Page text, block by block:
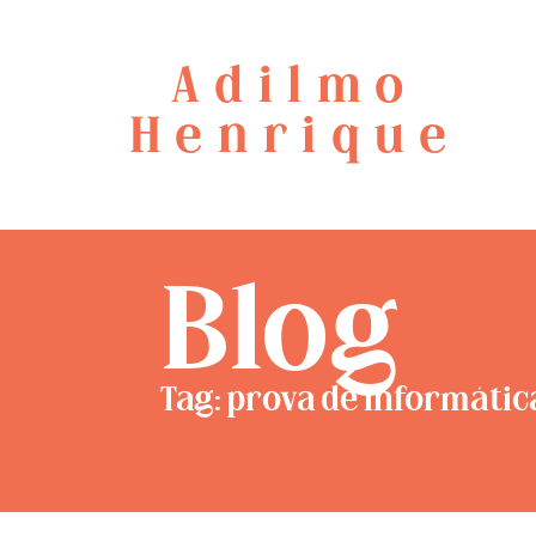
Adilmo
Henrique
Blog
Tag: prova de